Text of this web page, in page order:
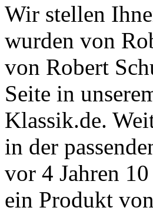
Wir stellen
wurden von
von Robert
Seite in
Klassik.de.
in der
vor 4 Jahren
ein Produkt